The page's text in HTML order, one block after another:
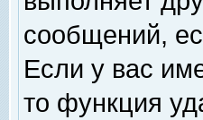
сообщений,
Если у вас
то функция